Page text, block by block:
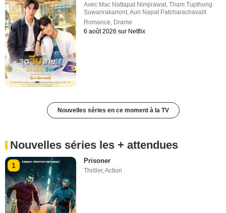
Avec Mac Nattapat Nimjirawat ,Tham Tupthong
Suwanrakanont ,Aun Napat Patcharachavalit
Romance Drame
6 août 2026 sur Netflix
Nouvelles séries en ce moment à la TV
Nouvelles séries les + attendues
1
Prisoner
Thriller,Action